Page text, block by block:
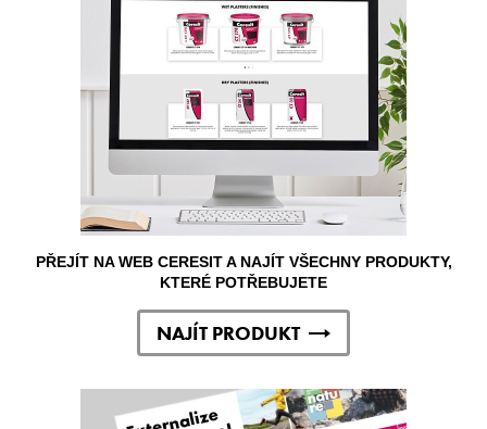
PŘEJÍT NA WEB CERESIT A NAJÍT VŠECHNY PRODUKTY,
KTERÉ POTŘEBUJETE
NAJÍT PRODUKT